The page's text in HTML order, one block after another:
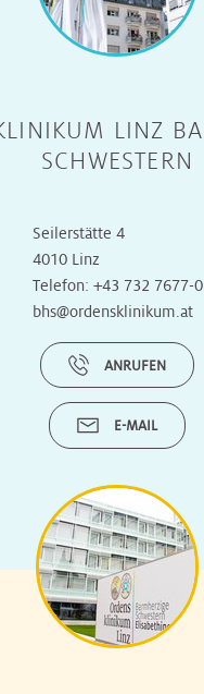
LINZ
SCHWESTERN
Seilerstätte 4
4010 Linz
Telefon: +43 732 7677-0
bhs@ordensklinikum.at
ANRUFEN
E-MAIL